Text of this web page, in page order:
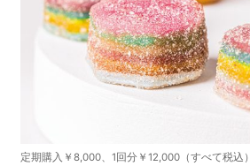
定期購入￥8,000、1回分￥12,000（すべて税込）